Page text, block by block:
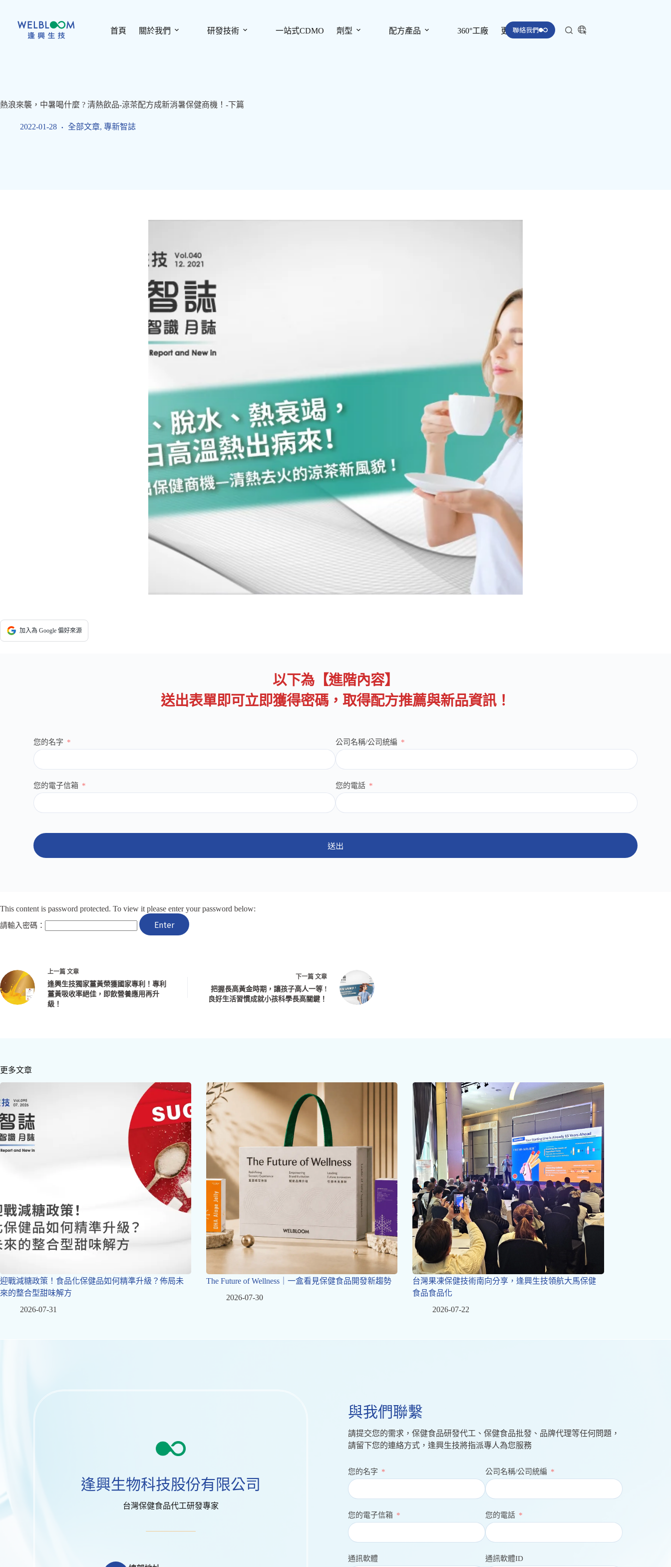
首頁 關於我們 研發技術 一站式CDMO 劑型 配方產品 360°工廠 更多聯絡我們
熱浪來襲，中暑喝什麼 ? 清熱飲品-涼茶配方成新消暑保健商機！-下篇
2022-01-28 全部文章, 專新智誌
加入為 Google 偏好來源
以下為【進階內容】
送出表單即可立即獲得密碼，取得配方推薦與新品資訊！
您的名字 公司名稱/公司統編
您的電子信箱 您的電話
送出
This content is password protected. To view it please enter your password below:
請輸入密碼：
上一篇 文章
逢興生技獨家薑黃榮獲國家專利！專利
薑黃吸收率絕佳，即飲營養應用再升
級！
下一篇 文章
把握長高黃金時期，讓孩子高人一等 !
良好生活習慣成就小孩科學長高關鍵！
更多文章
迎戰減糖政策！食品化保健品如何精準升級？佈局未
來的整合型甜味解方
2026-07-31
The Future of Wellness｜一盒看見保健食品開發新趨勢
2026-07-30
台灣果凍保健技術南向分享，逢興生技領航大馬保健
食品食品化
2026-07-22
逢興生物科技股份有限公司
台灣保健食品代工研發專家
與我們聯繫
請提交您的需求，保健食品研發代工、保健食品批發、品牌代理等任何問題，
請留下您的連絡方式，逢興生技將指派專人為您服務
您的名字 公司名稱/公司統編
您的電子信箱 您的電話
通訊軟體 通訊軟體ID